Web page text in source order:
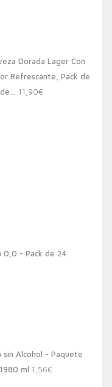
Dorada Lager Con
Refrescante, Pack de
de… 11,90€
0,0 - Pack de 24
sin Alcohol - Paquete
ml 1,56€